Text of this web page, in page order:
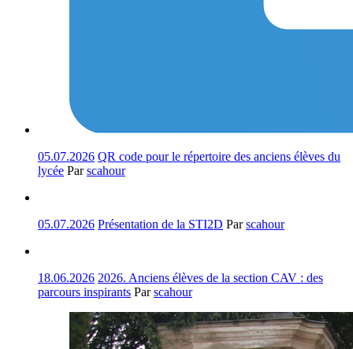
05.07.2026 QR code pour le répertoire des anciens élèves du
lycée Parscahour
05.07.2026 Présentation de la STI2D Parscahour
18.06.2026 2026. Anciens élèves de la section CAV : des
parcours inspirants Parscahour